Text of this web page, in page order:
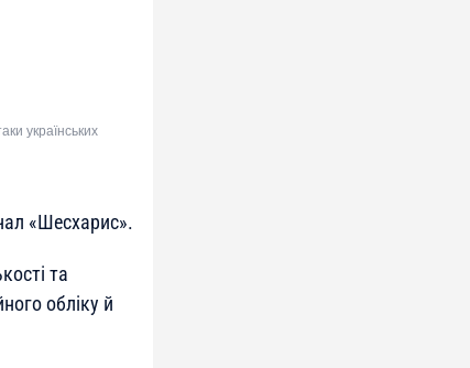
українських
«Шесхарис».
та
обліку й